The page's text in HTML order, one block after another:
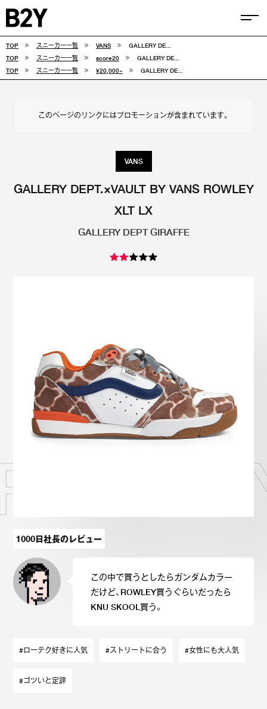
スニーカー診断 プライバシーポリシー 免責事項 お問い合わせ
COLUMN
FEATURE
adidas
CONVERSE
SEARCH SNEAKER
TOP スニーカー一覧 VANS
GALLERY DE...
TOP
スニーカー一覧 score20
GALLERY DE...
TOP
スニーカー一覧 ¥20,000~ GALLERY DE...
このページのリンクにはプロモーションが含まれています。
VANS
GALLERY DEPT.×VAULT BY VANS ROWLEY
XLT LX
GALLERY DEPT GIRAFFE
1000日社長のレビュー
この中で買うとしたらガンダムカラー
だけど、ROWLEY買うぐらいだったら
KNU SKOOL買う。
#ローテク好きに人気 #ストリートに合う #女性にも大人気
#ゴツいと定評